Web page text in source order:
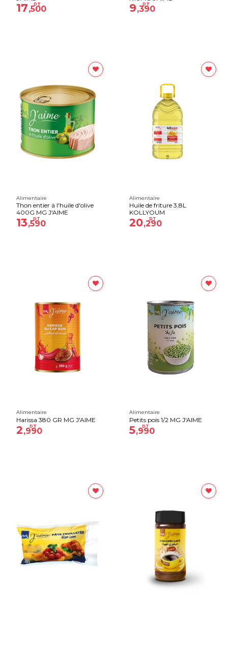
17,500
DT 9,390
DT
Alimentaire
Thon entier à l'huile d'olive
400G MG J'AIME
13,590
DT
Alimentaire
Huile de friture 3,8L
KOLLYOUM
20,290
DT
Alimentaire
Harissa 380 GR MG J'AIME
2,990
DT
Alimentaire
Petits pois 1/2 MG J'AIME
5,990
DT